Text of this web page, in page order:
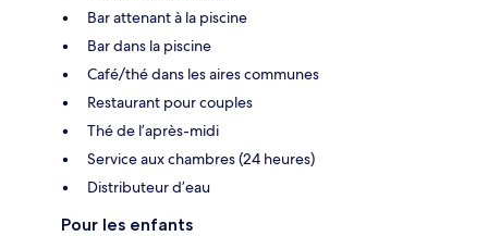
Bar attenant à la piscine
Bar dans la piscine
Café/thé dans les aires communes
Restaurant pour couples
Thé de l’après-midi
Service aux chambres (24 heures)
Distributeur d’eau
Pour les enfants